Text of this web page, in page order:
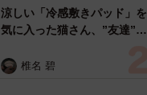
表の訴え
涼しい「冷感敷きパッド」を
気に入った猫さん、”友達”を
毛づくろいでおもてなし
椎名 碧